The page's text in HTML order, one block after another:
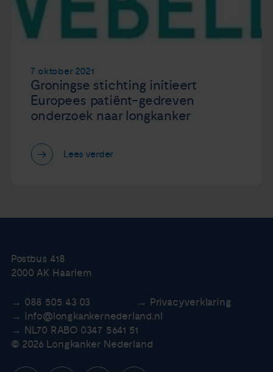
7 oktober 2021
Groningse stichting initieert
Europees patiënt-gedreven
onderzoek naar longkanker
Lees verder
Postbus 418
2000 AK Haarlem
088 505 43 03
Privacyverklaring
info@longkankernederland.nl
NL70 RABO 0347 5641 51
© 2026 Longkanker Nederland